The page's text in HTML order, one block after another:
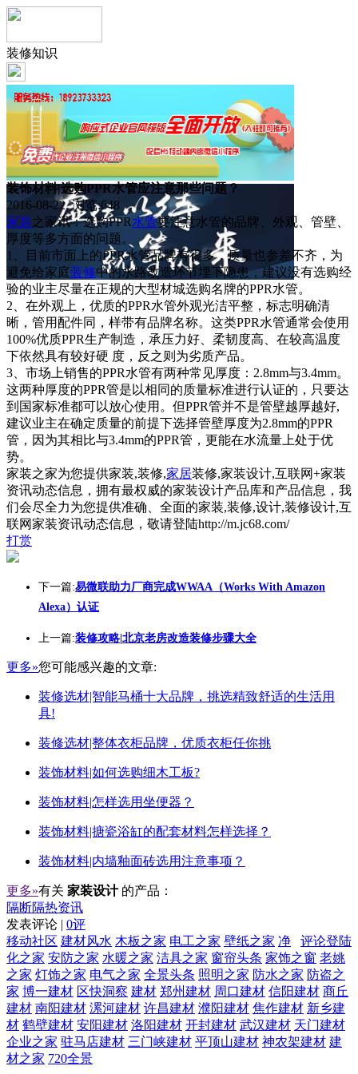
装修知识
装饰材料|选购PPR水管应注意那些问题？
2016-08-22 浏览:648
家装之家讯：选购PPR水管要注意水管的品牌、外观、管壁、
厚度等多方面的问题。
1、目前市面上的PPR水管品牌有很多，质量也参差不齐，为
避免给家庭装修中的水路改造环节埋下隐患，建议没有选购经
验的业主尽量在正规的大型材城选购名牌的PPR水管。
2、在外观上，优质的PPR水管外观光洁平整，标志明确清
晰，管用配件同，样带有品牌名称。这类PPR水管通常会使用
100%优质PPR生产制造，承压力好、柔韧度高、在较高温度
下依然具有较好硬 度，反之则为劣质产品。
3、市场上销售的PPR水管有两种常见厚度：2.8mm与3.4mm。
这两种厚度的PPR管是以相同的质量标准进行认证的，只要达
到国家标准都可以放心使用。但PPR管并不是管壁越厚越好,
建议业主在确定质量的前提下选择管壁厚度为2.8mm的PPR
管，因为其相比与3.4mm的PPR管，更能在水流量上处于优
势。
家装之家为您提供家装,装修,家居装修,家装设计,互联网+家装
资讯动态信息，拥有最权威的家装设计产品库和产品信息，我
们会尽全力为您提供准确、全面的家装,装修,设计,装修设计,互
联网家装资讯动态信息，敬请登陆http://m.jc68.com/
打赏
下一篇:易微联助力厂商完成WWAA（Works With Amazon
Alexa）认证
上一篇:装修攻略|北京老房改造装修步骤大全
更多»您可能感兴趣的文章:
装修选材|智能马桶十大品牌，挑选精致舒适的生活用
具!
装修选材|整体衣柜品牌，优质衣柜任你挑
装饰材料|如何选购细木工板?
装饰材料|怎样选用坐便器？
装饰材料|搪瓷浴缸的配套材料怎样选择？
装饰材料|内墙釉面砖选用注意事项？
更多»有关 家装设计 的产品：
隔断隔热资讯
发表评论 | 0评
评论登陆
移动社区 建材风水 木板之家 电工之家 壁纸之家 净
化之家 安防之家 水暖之家 洁具之家 窗帘头条 家饰之窗 老姚
之家 灯饰之家 电气之家 全景头条 照明之家 防水之家 防盗之
家 博一建材 区快洞察 建材 郑州建材 周口建材 信阳建材 商丘
建材 南阳建材 漯河建材 许昌建材 濮阳建材 焦作建材 新乡建
材 鹤壁建材 安阳建材 洛阳建材 开封建材 武汉建材 天门建材
企业之家 驻马店建材 三门峡建材 平顶山建材 神农架建材 建
材之家 720全景